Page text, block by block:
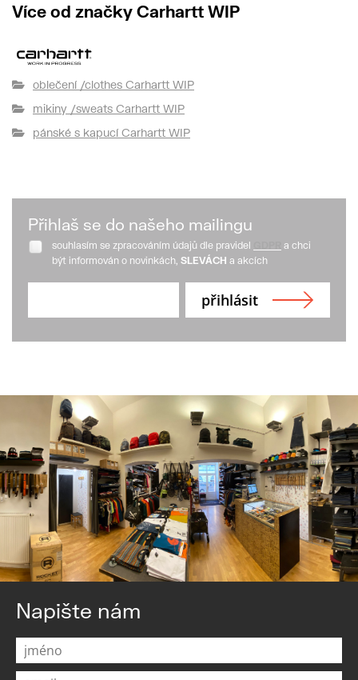
Více od značky Carhartt WIP
oblečení /clothes Carhartt WIP
mikiny /sweats Carhartt WIP
pánské s kapucí Carhartt WIP
Přihlaš se do našeho mailingu
souhlasím se zpracováním údajů dle pravidel
a chci
být informován o novinkách, SLEVÁCH a akcích
Napište nám